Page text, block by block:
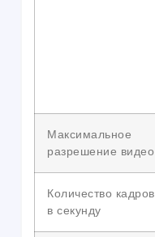
Максимальное
разрешение видео
Количество кадров
в секунду